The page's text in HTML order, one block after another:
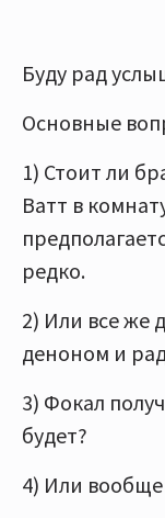
Буду рад
Основные
1) Стоит ли
Ватт в
редко.
2) Или все же
деноном и
3) Фокал
будет?
4) Или